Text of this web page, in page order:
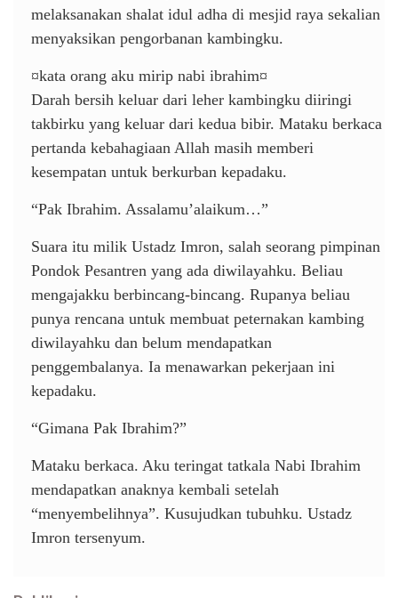
melaksanakan shalat idul adha di mesjid raya sekalian
menyaksikan pengorbanan kambingku.
¤kata orang aku mirip nabi ibrahim¤
Darah bersih keluar dari leher kambingku diiringi
takbirku yang keluar dari kedua bibir. Mataku berkaca
pertanda kebahagiaan Allah masih memberi
kesempatan untuk berkurban kepadaku.
“Pak Ibrahim. Assalamu’alaikum…”
Suara itu milik Ustadz Imron, salah seorang pimpinan
Pondok Pesantren yang ada diwilayahku. Beliau
mengajakku berbincang-bincang. Rupanya beliau
punya rencana untuk membuat peternakan kambing
diwilayahku dan belum mendapatkan
penggembalanya. Ia menawarkan pekerjaan ini
kepadaku.
“Gimana Pak Ibrahim?”
Mataku berkaca. Aku teringat tatkala Nabi Ibrahim
mendapatkan anaknya kembali setelah
“menyembelihnya”. Kusujudkan tubuhku. Ustadz
Imron tersenyum.